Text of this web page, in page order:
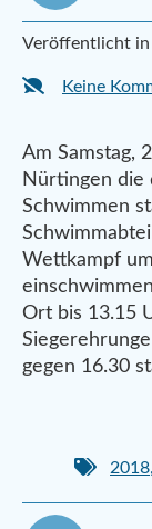
Veröffentlicht in
Keine
Am Samstag,
Nürtingen die
Schwimmen
Wettkampf
Ort bis 13.15
gegen 16.30
2018,